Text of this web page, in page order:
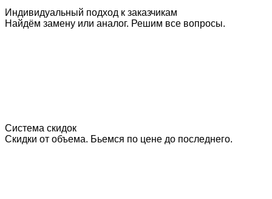
Индивидуальный подход к заказчикам
Найдём замену или аналог. Решим все вопросы.
Система скидок
Скидки от объема. Бьемся по цене до последнего.